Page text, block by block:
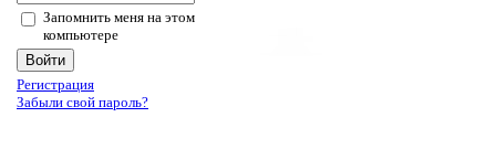
Запомнить меня на этом
компьютере
Регистрация
Забыли свой пароль?